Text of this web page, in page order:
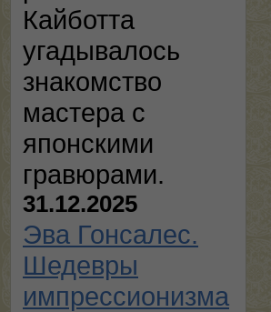
Кайботта
угадывалось
знакомство
мастера с
японскими
гравюрами.
31.12.2025
Эва Гонсалес.
Шедевры
импрессионизма